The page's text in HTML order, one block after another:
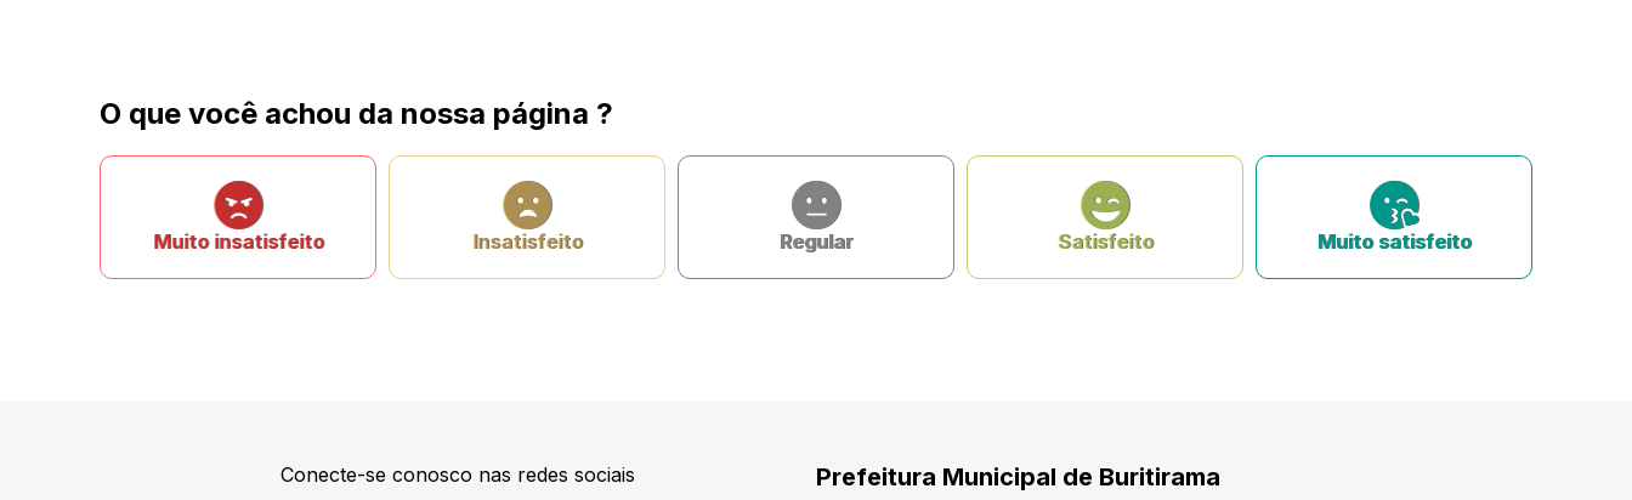
O que você achou da nossa página ?
Muito insatisfeito Insatisfeito Regular Satisfeito Muito satisfeito
Conecte-se conosco nas redes sociais Prefeitura Municipal de Buritirama